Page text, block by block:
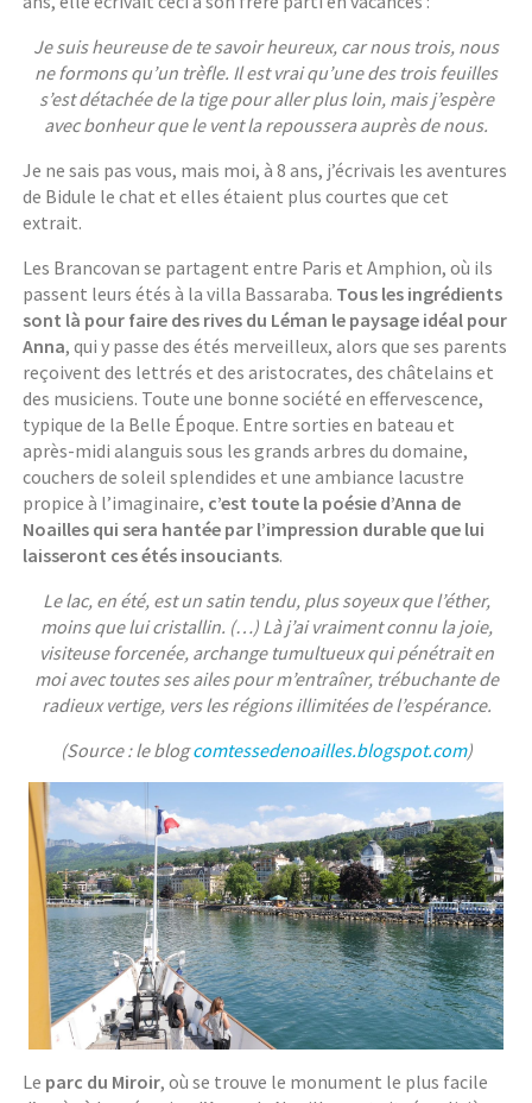
Je suis heureuse de te savoir heureux, car nous trois, nous
ne formons qu’un trèfle. Il est vrai qu’une des trois feuilles
s’est détachée de la tige pour aller plus loin, mais j’espère
avec bonheur que le vent la repoussera auprès de nous.
Je ne sais pas vous, mais moi, à 8 ans, j’écrivais les aventures
de Bidule le chat et elles étaient plus courtes que cet
extrait.
Les Brancovan se partagent entre Paris et Amphion, où ils
passent leurs étés à la villa Bassaraba. Tous les ingrédients
sont là pour faire des rives du Léman le paysage idéal pour
Anna, qui y passe des étés merveilleux, alors que ses parents
reçoivent des lettrés et des aristocrates, des châtelains et
des musiciens. Toute une bonne société en effervescence,
typique de la Belle Époque. Entre sorties en bateau et
après-midi alanguis sous les grands arbres du domaine,
couchers de soleil splendides et une ambiance lacustre
propice à l’imaginaire, c’est toute la poésie d’Anna de
Noailles qui sera hantée par l’impression durable que lui
laisseront ces étés insouciants.
Le lac, en été, est un satin tendu, plus soyeux que l’éther,
moins que lui cristallin. (…) Là j’ai vraiment connu la joie,
visiteuse forcenée, archange tumultueux qui pénétrait en
moi avec toutes ses ailes pour m’entraîner, trébuchante de
radieux vertige, vers les régions illimitées de l’espérance.
(Source : le blogcomtessedenoailles.blogspot.com)
Le parc du Miroir, où se trouve le monument le plus facile